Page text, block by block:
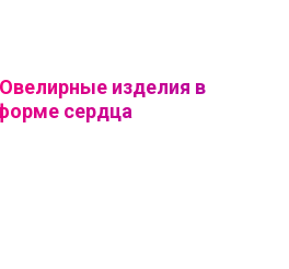
изделия в
сердца